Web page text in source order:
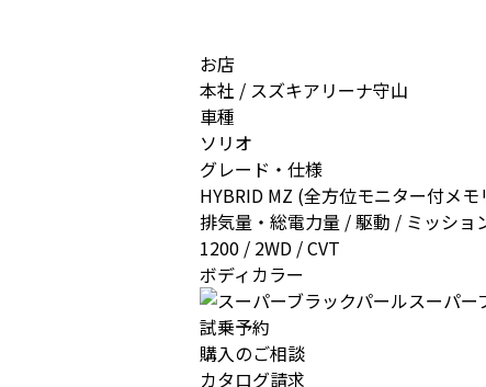
お店
本社 / スズキアリーナ守山
車種
ソリオ
グレード・仕様
HYBRID MZ (全方位モニター付メ
排気量・総電力量 / 駆動 / ミッショ
1200 / 2WD / CVT
ボディカラー
スーパー
試乗予約
購入のご相談
カタログ請求